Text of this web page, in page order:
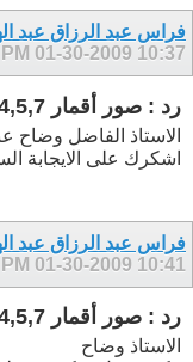
فراس عبد الرزاق عبد
01-30-2009 10:37 PM
رد : صور أقمار Landsat 4,5,7 مجانا للتنزيل ولأي سنة
الاستاذ الفاضل وضاح
اشكرك على الايجابة
فراس عبد الرزاق عبد
01-30-2009 10:41 PM
رد : صور أقمار Landsat 4,5,7 مجانا للتنزيل ولأي سنة
الاستاذ وضاح